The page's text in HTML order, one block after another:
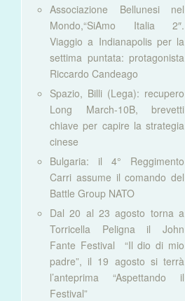
Associazione Bellunesi nel
Mondo,“SiAmo Italia 2″.
Viaggio a Indianapolis per la
settima puntata: protagonista
Riccardo Candeago
Spazio, Billi (Lega): recupero
Long March-10B, brevetti
chiave per capire la strategia
cinese
Bulgaria: il 4° Reggimento
Carri assume il comando del
Battle Group NATO
Dal 20 al 23 agosto torna a
Torricella Peligna il John
Fante Festival “Il dio di mio
padre”, il 19 agosto si terrà
l’anteprima “Aspettando il
Festival”